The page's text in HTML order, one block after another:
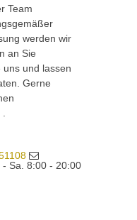
Team
werden wir
an Sie
uns und lassen
Gerne
- Sa. 8:00 - 20:00